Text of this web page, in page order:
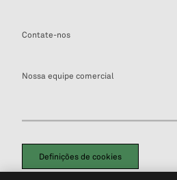
Contate-nos
Nossa equipe comercial
Definições de cookies